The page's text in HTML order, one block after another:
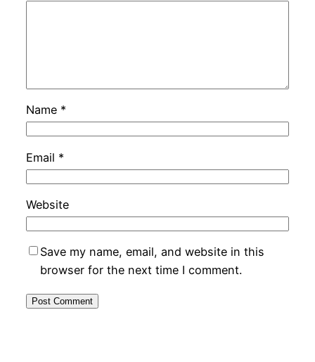
Name *
Email *
Website
Save my name, email, and website in this
browser for the next time I comment.